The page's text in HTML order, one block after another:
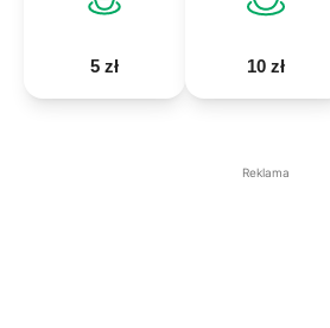
5 zł 10 zł
Reklama